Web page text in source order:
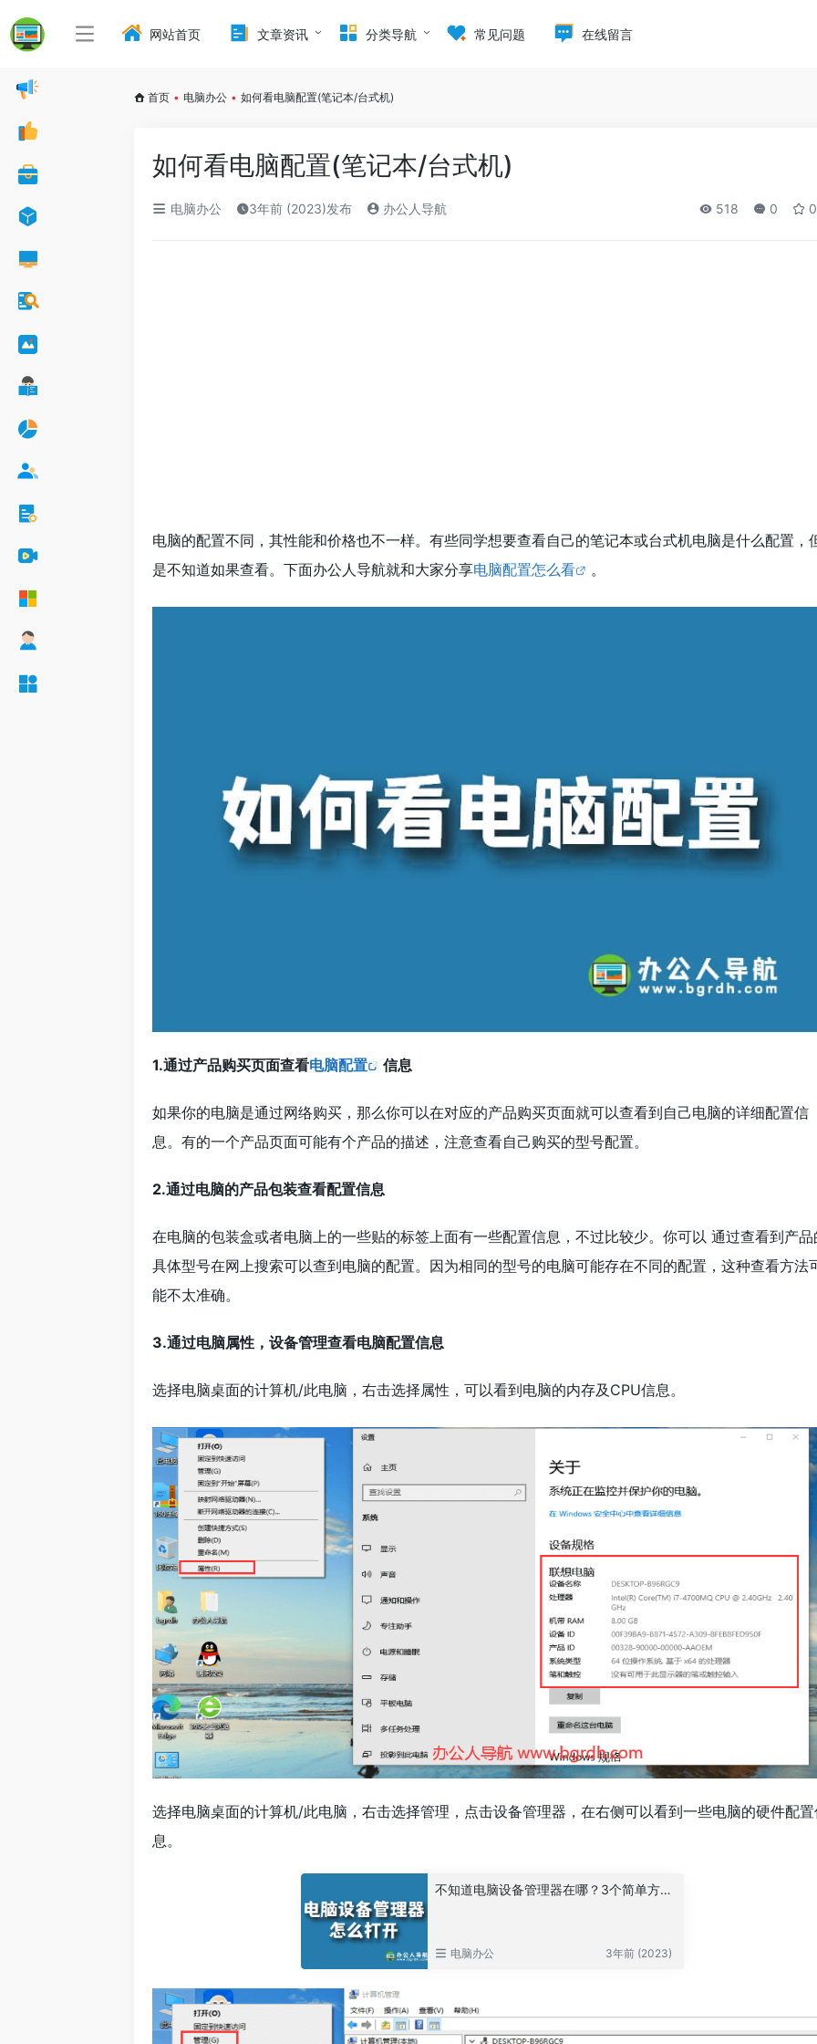
网站首页 文章资讯 分类导航 常见问题 在线留言
首页 • 电脑办公 • 如何看电脑配置(笔记本/台式机)
如何看电脑配置(笔记本/台式机)
电脑办公 3年前 (2023)发布 办公人导航 518 0 0
电脑的配置不同，其性能和价格也不一样。有些同学想要查看自己的笔记本或台式机电脑是什么配置，
是不知道如果查看。下面办公人导航就和大家分享电脑配置怎么看 。
1.通过产品购买页面查看电脑配置 信息
如果你的电脑是通过网络购买，那么你可以在对应的产品购买页面就可以查看到自己电脑的详细配置信
息。有的一个产品页面可能有个产品的描述，注意查看自己购买的型号配置。
2.通过电脑的产品包装查看配置信息
在电脑的包装盒或者电脑上的一些贴的标签上面有一些配置信息，不过比较少。你可以 通过查看到产品
具体型号在网上搜索可以查到电脑的配置。因为相同的型号的电脑可能存在不同的配置，这种查看方法
能不太准确。
3.通过电脑属性，设备管理查看电脑配置信息
选择电脑桌面的计算机/此电脑，右击选择属性，可以看到电脑的内存及CPU信息。
选择电脑桌面的计算机/此电脑，右击选择管理，点击设备管理器，在右侧可以看到一些电脑的硬件配
息。
不知道电脑设备管理器在哪？3个简单方法打开设备管理器，支持win7/win10/win11
电脑办公 3年前 (2023)